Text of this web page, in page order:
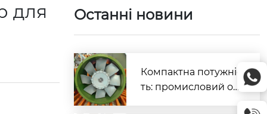
для
Останні новини
Компактна потужніс
ть: промисловий ос